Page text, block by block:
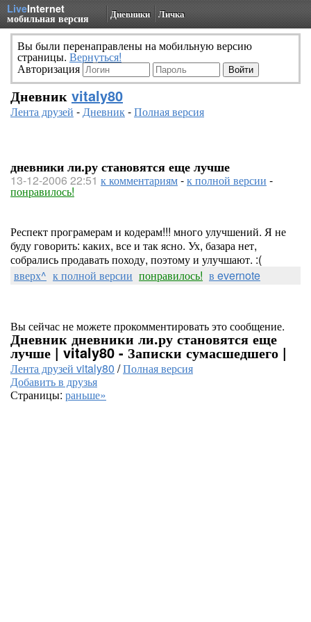
LiveInternet
мобильная версия Дневники Личка
Вы были перенаправлены на мобильную версию
страницы. Вернуться!
Авторизация
Дневник vitaly80
Лента друзей -Дневник-Полная версия
дневники ли.ру становятся еще лучше
13-12-2006 22:51 к комментариям-к полной версии -
понравилось!
Респект програмерам и кодерам!!! много улучшений. Я не
буду говорить: каких, все и так ясно. Ух, базара нет,
собрались продавать походу, поэтому и улучшают. :(
вверх^ к полной версии понравилось! в evernote
Вы сейчас не можете прокомментировать это сообщение.
Дневник дневники ли.ру становятся еще
лучше | vitaly80 - Записки сумасшедшего |
Лента друзей vitaly80 /Полная версия
Добавить в друзья
Страницы: раньше»